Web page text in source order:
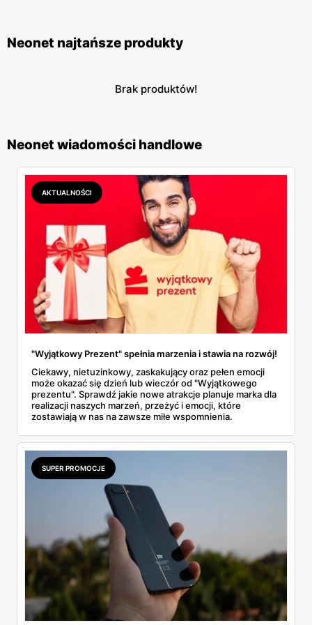
dodatkowo zachęcać do zakupów.
Neonet najtańsze produkty
Brak produktów!
Neonet wiadomości handlowe
AKTUALNOŚCI
"Wyjątkowy Prezent" spełnia marzenia i stawia na rozwój!
Ciekawy, nietuzinkowy, zaskakujący oraz pełen emocji
może okazać się dzień lub wieczór od "Wyjątkowego
prezentu". Sprawdź jakie nowe atrakcje planuje marka dla
realizacji naszych marzeń, przeżyć i emocji, które
zostawiają w nas na zawsze miłe wspomnienia.
SUPER PROMOCJE